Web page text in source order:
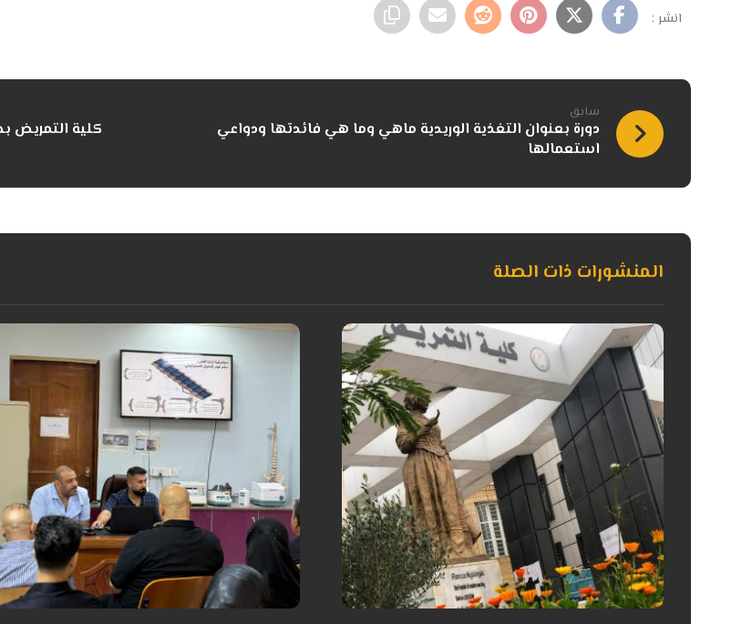
سابق
دورة بعنوان التغذية الوريدية ماهي وما هي فائدتها ودواعي
استعمالها
كلية التمريض
المنشورات ذات الصلة